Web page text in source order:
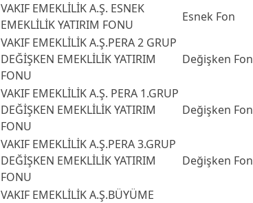
VAKIF EMEKLİLİK A.Ş. ESNEK
EMEKLİLİK YATIRIM FONU
Esnek Fon
VAKIF EMEKLİLİK A.Ş.PERA 2 GRUP
DEĞİŞKEN EMEKLİLİK YATIRIM
FONU
Değişken Fon
VAKIF EMEKLİLİK A.Ş. PERA 1.GRUP
DEĞİŞKEN EMEKLİLİK YATIRIM
FONU
Değişken Fon
VAKIF EMEKLİLİK A.Ş.PERA 3.GRUP
DEĞİŞKEN EMEKLİLİK YATIRIM
FONU
Değişken Fon
VAKIF EMEKLİLİK A.Ş.BÜYÜME